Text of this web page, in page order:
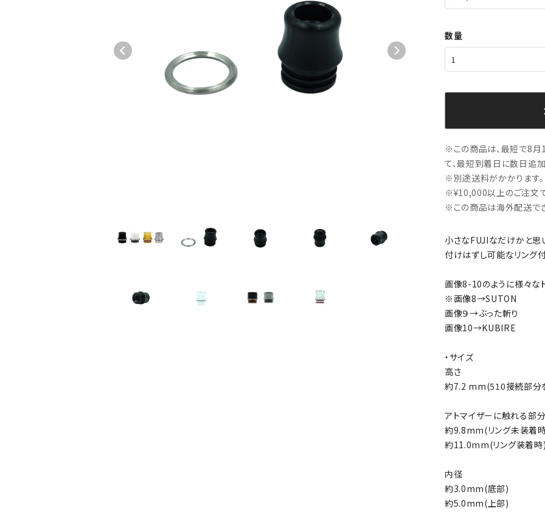
数量
※この商品は、最短で8月
て、最短到着日に数日追
※別途送料がかかります。
※¥10,000以上のご注文
※この商品は海外配送で
小さなFUJIなだけかと思
付けはずし可能なリング
画像8-10のように様々な
※画像8→SUTON
画像９→ぶった斬り
画像10→KUBIRE
・サイズ
高さ
約7.2 mm(510接続部分
アトマイザーに触れる部
約9.8mm(リング未装着
約11.0mm(リング装着
内径
約3.0mm(底部)
約5.0mm(上部)